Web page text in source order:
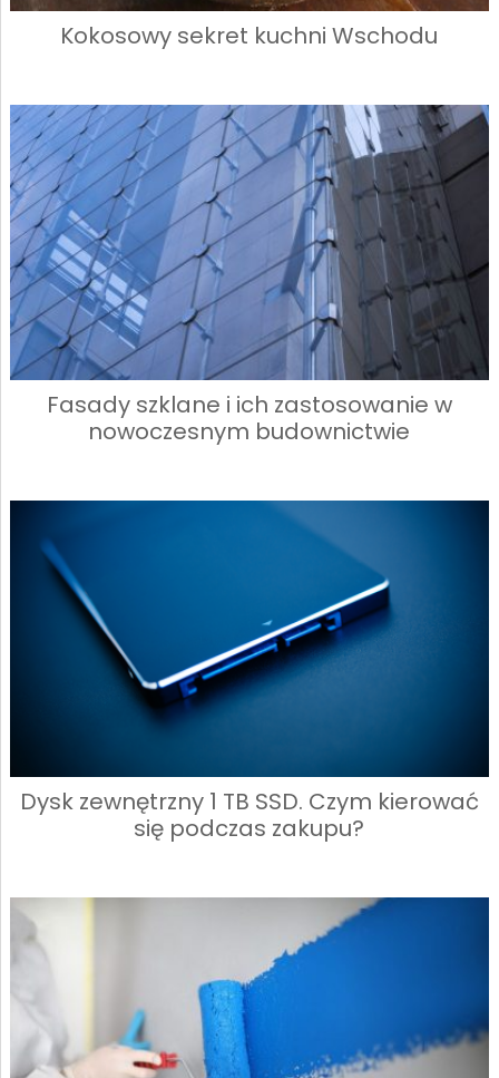
Kokosowy sekret kuchni Wschodu
Fasady szklane i ich zastosowanie w
nowoczesnym budownictwie
Dysk zewnętrzny 1 TB SSD. Czym kierować
się podczas zakupu?